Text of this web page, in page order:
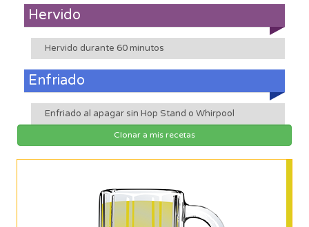
Hervido
Hervido durante 60 minutos
Enfriado
Enfriado al apagar sin Hop Stand o Whirpool
Clonar a mis recetas